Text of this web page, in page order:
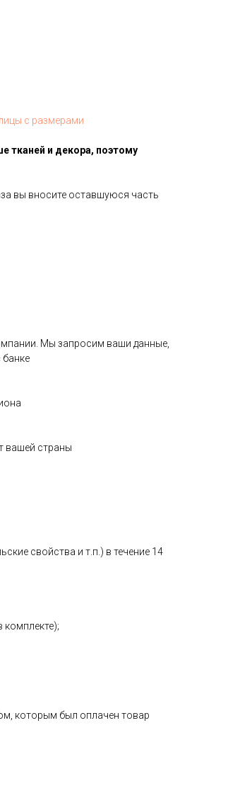
с размерами
тканей и декора, поэтому
вы вносите оставшуюся часть
Мы запросим ваши данные,
вашей страны
свойства и т.п.) в течение 14
комплекте);
которым был оплачен товар